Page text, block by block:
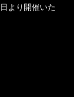
より開催いた